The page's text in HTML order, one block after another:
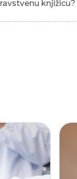
knjižicu?